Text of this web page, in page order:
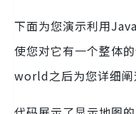
下面为您演示利用
使您对它有一个整体
world之后为您详细阐